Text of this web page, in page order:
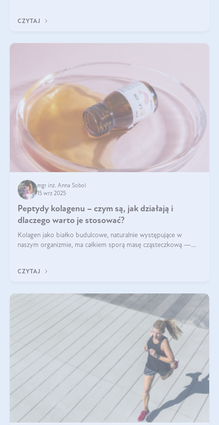
wysokiej jakości suplem
CZYTAJ
mgr inż. Anna Sobol
15 wrz 2025
Peptydy kolagenu – czym są, jak działają i
dlaczego warto je stosować?
Kolagen jako białko budulcowe, naturalnie występujące w
naszym organizmie, ma całkiem sporą masę cząsteczkową —
bardziej biodostępny
CZYTAJ